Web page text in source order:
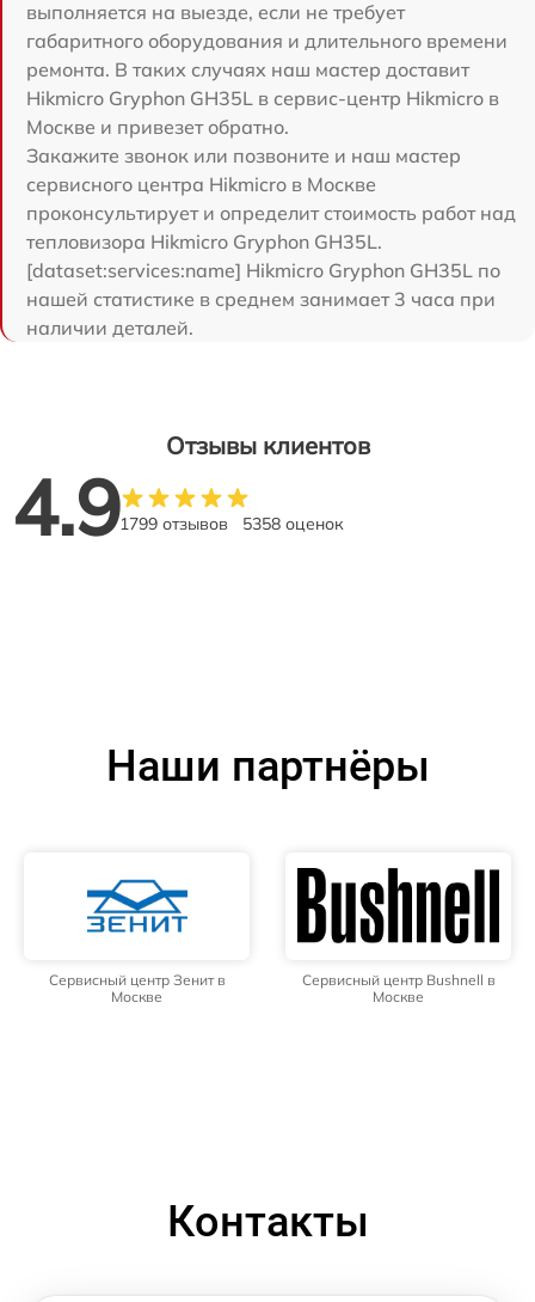
выполняется на выезде, если не требует
габаритного оборудования и длительного времени
ремонта. В таких случаях наш мастер доставит
Hikmicro Gryphon GH35L в сервис-центр Hikmicro в
Москве и привезет обратно.
Закажите звонок или позвоните и наш мастер
сервисного центра Hikmicro в Москве
проконсультирует и определит стоимость работ над
тепловизора Hikmicro Gryphon GH35L.
[dataset:services:name] Hikmicro Gryphon GH35L по
нашей статистике в среднем занимает 3 часа при
наличии деталей.
Отзывы клиентов
4.91799 отзывов 5358 оценок
Наши партнёры
Сервисный центр Зенит в
Москве
Сервисный центр Bushnell в
Москве
Контакты